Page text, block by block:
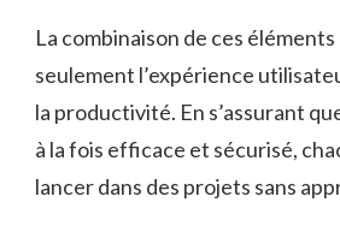
La combinaison de ces
seulement l’expérience
la productivité. En s’assurant
à la fois efficace et sécurisé,
lancer dans des projets sans